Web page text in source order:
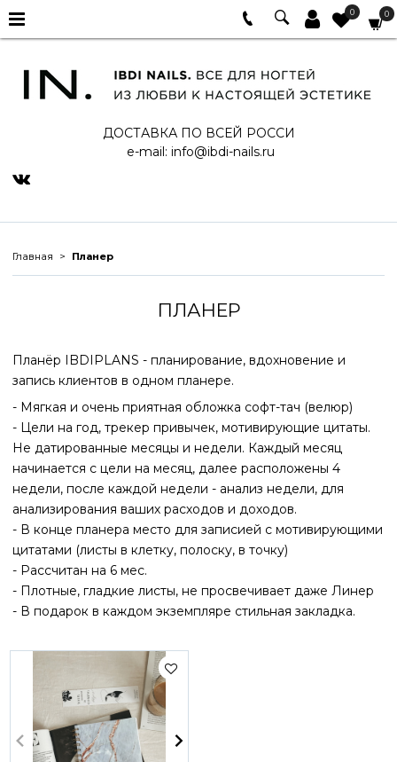
0 0
ДОСТАВКА ПО ВСЕЙ РОССИ
e-mail: info@ibdi-nails.ru
Главная Планер
ПЛАНЕР
Планёр IBDIPLANS - планирование, вдохновение и
запись клиентов в одном планере.
- Мягкая и очень приятная обложка софт-тач (велюр)
- Цели на год, трекер привычек, мотивирующие цитаты.
Не датированные месяцы и недели. Каждый месяц
начинается с цели на месяц, далее расположены 4
недели, после каждой недели - анализ недели, для
анализирования ваших расходов и доходов.
- В конце планера место для записией с мотивирующими
цитатами (листы в клетку, полоску, в точку)
- Рассчитан на 6 мес.
- Плотные, гладкие листы, не просвечивает даже Линер
- В подарок в каждом экземпляре стильная закладка.